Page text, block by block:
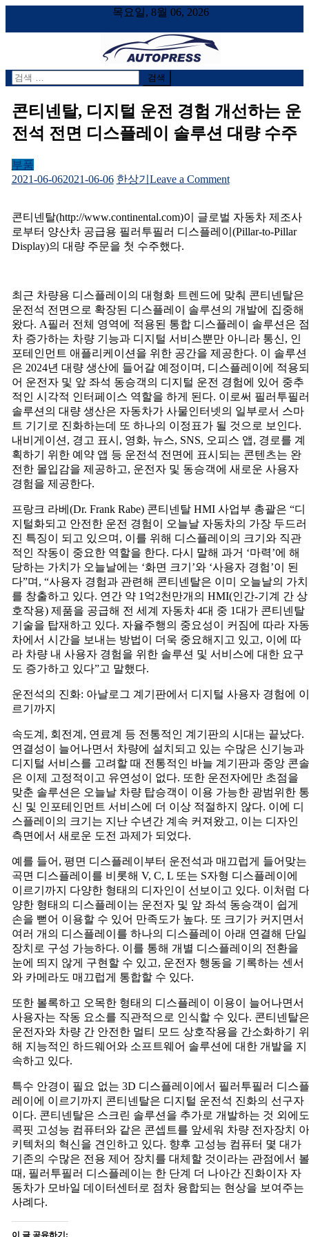
목요일, 8월 06, 2026
AUTOPRESS
오토프레스, 자동차시승기, 자동차, 시승기, 한상기
검
색
어:
콘티넨탈, 디지털 운전 경험 개선하는 운
전석 전면 디스플레이 솔루션 대량 수주
부품
2021-06-062021-06-06 한상기 Leave a Commenton
넨
탈,
운
전
경
험
개
선
하
는
운
전
석
전
면
플
레
이
솔
루
션
대
량
수
주
콘티넨탈(http://www.continental.com)이 글로벌 자동차 제조사
로부터 양산차 공급용 필러투필러 디스플레이(Pillar-to-Pillar
Display)의 대량 주문을 첫 수주했다.
최근 차량용 디스플레이의 대형화 트렌드에 맞춰 콘티넨탈은
운전석 전면으로 확장된 디스플레이 솔루션의 개발에 집중해
왔다. A필러 전체 영역에 적용된 통합 디스플레이 솔루션은 점
차 증가하는 차량 기능과 디지털 서비스뿐만 아니라 통신, 인
포테인먼트 애플리케이션을 위한 공간을 제공한다. 이 솔루션
은 2024년 대량 생산에 들어갈 예정이며, 디스플레이에 적용되
어 운전자 및 앞 좌석 동승객의 디지털 운전 경험에 있어 중추
적인 시각적 인터페이스 역할을 하게 된다. 이로써 필러투필러
솔루션의 대량 생산은 자동차가 사물인터넷의 일부로서 스마
트 기기로 진화하는데 또 하나의 이정표가 될 것으로 보인다.
내비게이션, 경고 표시, 영화, 뉴스, SNS, 오피스 앱, 경로를 계
획하기 위한 예약 앱 등 운전석 전면에 표시되는 콘텐츠는 완
전한 몰입감을 제공하고, 운전자 및 동승객에 새로운 사용자
경험을 제공한다.
프랑크 라베(Dr. Frank Rabe) 콘티넨탈 HMI 사업부 총괄은 “디
지털화되고 안전한 운전 경험이 오늘날 자동차의 가장 두드러
진 특징이 되고 있으며, 이를 위해 디스플레이의 크기와 직관
적인 작동이 중요한 역할을 한다. 다시 말해 과거 ‘마력’에 해
당하는 가치가 오늘날에는 ‘화면 크기’와 ‘사용자 경험’이 된
다”며, “사용자 경험과 관련해 콘티넨탈은 이미 오늘날의 가치
를 창출하고 있다. 연간 약 1억2천만개의 HMI(인간-기계 간 상
호작용) 제품을 공급해 전 세계 자동차 4대 중 1대가 콘티넨탈
기술을 탑재하고 있다. 자율주행의 중요성이 커짐에 따라 자동
차에서 시간을 보내는 방법이 더욱 중요해지고 있고, 이에 따
라 차량 내 사용자 경험을 위한 솔루션 및 서비스에 대한 요구
도 증가하고 있다”고 말했다.
운전석의 진화: 아날로그 계기판에서 디지털 사용자 경험에 이
르기까지
속도계, 회전계, 연료계 등 전통적인 계기판의 시대는 끝났다.
연결성이 늘어나면서 차량에 설치되고 있는 수많은 신기능과
디지털 서비스를 고려할 때 전통적인 바늘 계기판과 중앙 콘솔
은 이제 고정적이고 유연성이 없다. 또한 운전자에만 초점을
맞춘 솔루션은 오늘날 차량 탑승객이 이용 가능한 광범위한 통
신 및 인포테인먼트 서비스에 더 이상 적절하지 않다. 이에 디
스플레이의 크기는 지난 수년간 계속 커져왔고, 이는 디자인
측면에서 새로운 도전 과제가 되었다.
예를 들어, 평면 디스플레이부터 운전석과 매끄럽게 들어맞는
곡면 디스플레이를 비롯해 V, C, L 또는 S자형 디스플레이에
이르기까지 다양한 형태의 디자인이 선보이고 있다. 이처럼 다
양한 형태의 디스플레이는 운전자 및 앞 좌석 동승객이 쉽게
손을 뻗어 이용할 수 있어 만족도가 높다. 또 크기가 커지면서
여러 개의 디스플레이를 하나의 디스플레이 아래 연결해 단일
장치로 구성 가능하다. 이를 통해 개별 디스플레이의 전환을
눈에 띄지 않게 구현할 수 있고, 운전자 행동을 기록하는 센서
와 카메라도 매끄럽게 통합할 수 있다.
또한 볼록하고 오목한 형태의 디스플레이 이용이 늘어나면서
사용자는 작동 요소를 직관적으로 인식할 수 있다. 콘티넨탈은
운전자와 차량 간 안전한 멀티 모드 상호작용을 간소화하기 위
해 지능적인 하드웨어와 소프트웨어 솔루션에 대한 개발을 지
속하고 있다.
특수 안경이 필요 없는 3D 디스플레이에서 필러투필러 디스플
레이에 이르기까지 콘티넨탈은 디지털 운전석 진화의 선구자
이다. 콘티넨탈은 스크린 솔루션을 추가로 개발하는 것 외에도
콕핏 고성능 컴퓨터와 같은 콘셉트를 앞세워 차량 전자장치 아
키텍처의 혁신을 견인하고 있다. 향후 고성능 컴퓨터 몇 대가
기존의 수많은 전용 제어 장치를 대체할 것이라는 관점에서 볼
때, 필러투필러 디스플레이는 한 단계 더 나아간 진화이자 자
동차가 모바일 데이터센터로 점차 융합되는 현상을 보여주는
사례다.
이 글 공유하기: